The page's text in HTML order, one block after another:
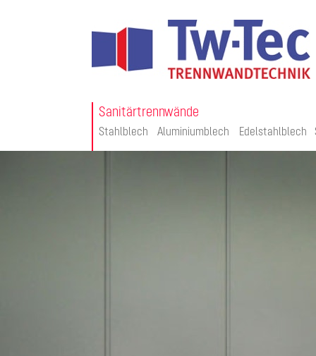
Sanitärtrennwände
Stahlblech Aluminiumblech Edelstahlblech